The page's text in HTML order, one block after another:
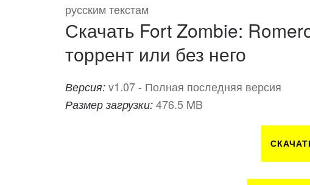
русским текстам
Скачать Fort Zombie:
торрент или без него
Версия: v1.07 - Полная последняя версия
Размер загрузки: 476.5 MB